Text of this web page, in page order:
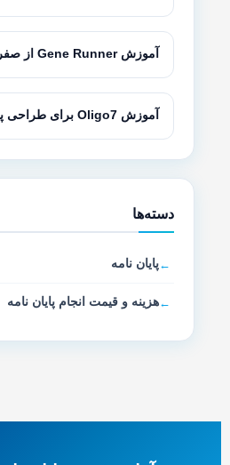
آموزش Gene Runner از صفر تا پیشرفته
آموزش Oligo7 برای طراحی پرایمر
دسته‌ها
پایان نامه
هزینه و قیمت انجام پایان نامه